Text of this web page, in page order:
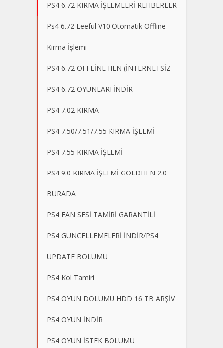
PS4 6.72 KIRMA İŞLEMLERİ REHBERLER
Ps4 6.72 Leeful V10 Otomatik Offline
Kırma İşlemi
PS4 6.72 OFFLİNE HEN (İNTERNETSİZ
PS4 6.72 OYUNLARI İNDİR
PS4 7.02 KIRMA
PS4 7.50/7.51/7.55 KIRMA İŞLEMİ
PS4 7.55 KIRMA İŞLEMİ
PS4 9.0 KIRMA İŞLEMİ GOLDHEN 2.0
BURADA
PS4 FAN SESİ TAMİRİ GARANTİLİ
PS4 GÜNCELLEMELERİ İNDİR/PS4
UPDATE BÖLÜMÜ
PS4 Kol Tamiri
PS4 OYUN DOLUMU HDD 16 TB ARŞİV
PS4 OYUN İNDİR
PS4 OYUN İSTEK BÖLÜMÜ